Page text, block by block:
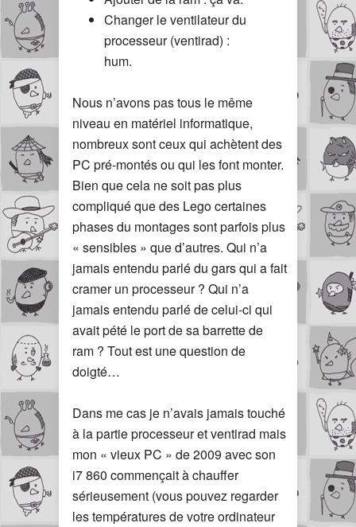
Changer le ventilateur du
processeur (ventirad) :
hum.
Nous n’avons pas tous le même
niveau en matériel informatique,
nombreux sont ceux qui achètent des
PC pré-montés ou qui les font monter.
Bien que cela ne soit pas plus
compliqué que des Lego certaines
phases du montages sont parfois plus
« sensibles » que d’autres. Qui n’a
jamais entendu parlé du gars qui a fait
cramer un processeur ? Qui n’a
jamais entendu parlé de celui-ci qui
avait pété le port de sa barrette de
ram ? Tout est une question de
doigté…
Dans me cas je n’avais jamais touché
à la partie processeur et ventirad mais
mon « vieux PC » de 2009 avec son
i7 860 commençait à chauffer
sérieusement (vous pouvez regarder
les températures de votre ordinateur